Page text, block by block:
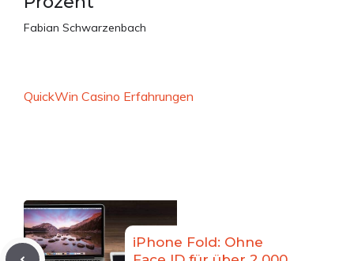
Fabian Schwarzenbach
QuickWin Casino Erfahrungen
iPhone Fold: Ohne